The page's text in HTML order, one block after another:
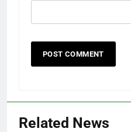
Related News